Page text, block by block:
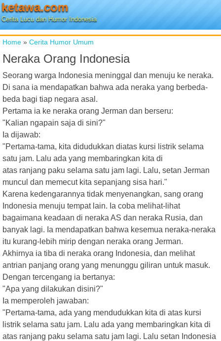
ketawa.com
Cerita Lucu dan Humor Indonesia
Home » Cerita Humor Umum
Neraka Orang Indonesia
Seorang warga Indonesia meninggal dan menuju ke neraka.
Di sana ia mendapatkan bahwa ada neraka yang berbeda-
beda bagi tiap negara asal.
Pertama ia ke neraka orang Jerman dan berseru:
"Kalian ngapain saja di sini?"
Ia dijawab:
"Pertama-tama, kita didudukkan diatas kursi listrik selama
satu jam. Lalu ada yang membaringkan kita di
atas ranjang paku selama satu jam lagi. Lalu, setan Jerman
muncul dan memecut kita sepanjang sisa hari."
Karena kedengarannya tidak menyenangkan, sang orang
Indonesia menuju tempat lain. Ia coba melihat-lihat
bagaimana keadaan di neraka AS dan neraka Rusia, dan
banyak lagi. Ia mendapatkan bahwa kesemua neraka-neraka
itu kurang-lebih mirip dengan neraka orang Jerman.
Akhirnya ia tiba di neraka orang Indonesia, dan melihat
antrian panjang orang yang menunggu giliran untuk masuk.
Dengan tercengang ia bertanya:
"Apa yang dilakukan disini?"
Ia memperoleh jawaban:
"Pertama-tama, ada yang mendudukkan kita di atas kursi
listrik selama satu jam. Lalu ada yang membaringkan kita di
atas ranjang paku selama satu jam lagi. Lalu setan Indonesia